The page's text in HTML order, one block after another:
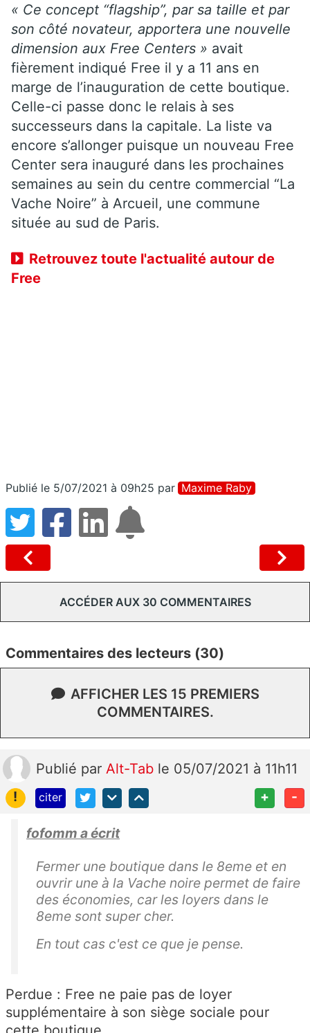
« Ce concept “flagship”, par sa taille et par
son côté novateur, apportera une nouvelle
dimension aux Free Centers » avait
fièrement indiqué Free il y a 11 ans en
marge de l’inauguration de cette boutique.
Celle-ci passe donc le relais à ses
successeurs dans la capitale. La liste va
encore s’allonger puisque un nouveau Free
Center sera inauguré dans les prochaines
semaines au sein du centre commercial “La
Vache Noire” à Arcueil, une commune
située au sud de Paris.
Retrouvez toute l'actualité autour de
Free
Publié le 5/07/2021 à 09h25 par Maxime Raby
ACCÉDER AUX 30 COMMENTAIRES
Commentaires des lecteurs (30)
AFFICHER LES 15 PREMIERS
COMMENTAIRES.
Publié par Alt-Tab le 05/07/2021 à 11h11
!
citer + -
fofomm a écrit
Fermer une boutique dans le 8eme et en
ouvrir une à la Vache noire permet de faire
des économies, car les loyers dans le
8eme sont super cher.
En tout cas c'est ce que je pense.
Perdue : Free ne paie pas de loyer
supplémentaire à son siège sociale pour